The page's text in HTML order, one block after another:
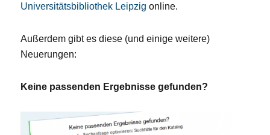
Universitätsbibliothek Leipzig online.
Außerdem gibt es diese (und einige weitere)
Neuerungen:
Keine passenden Ergebnisse gefunden?